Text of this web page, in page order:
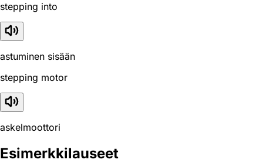
stepping into
astuminen sisään
stepping motor
askelmoottori
Esimerkkilauseet